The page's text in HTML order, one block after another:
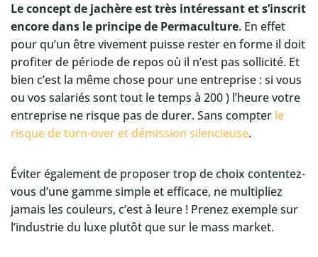
Le concept de jachère est très intéressant et s’inscrit
encore dans le principe de Permaculture. En effet
pour qu’un être vivement puisse rester en forme il doit
profiter de période de repos où il n’est pas sollicité. Et
bien c’est la même chose pour une entreprise : si vous
ou vos salariés sont tout le temps à 200 ) l’heure votre
entreprise ne risque pas de durer. Sans compter le
risque de turn-over et démission silencieuse.
Éviter également de proposer trop de choix contentez-
vous d’une gamme simple et efficace, ne multipliez
jamais les couleurs, c’est à leure ! Prenez exemple sur
l’industrie du luxe plutôt que sur le mass market.